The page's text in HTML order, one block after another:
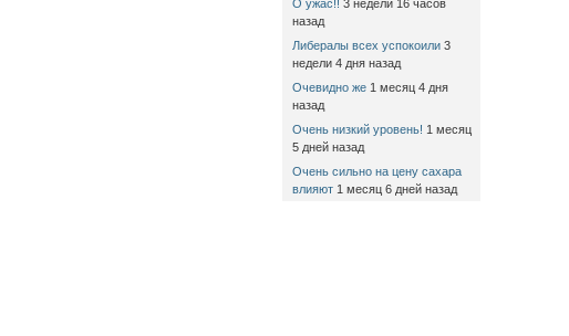
О ужас!! 3 недели 16 часов
назад
Либералы всех успокоили 3
недели 4 дня назад
Очевидно же 1 месяц 4 дня
назад
Очень низкий уровень! 1 месяц
5 дней назад
Очень сильно на цену сахара
влияют 1 месяц 6 дней назад